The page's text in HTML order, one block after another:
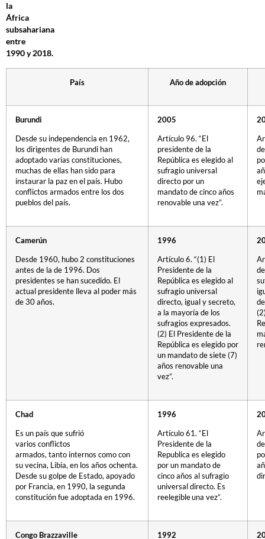
la
África
subsahariana
entre
1990 y 2018.
País Año de adopción
Burundi
Desde su independencia en 1962,
los dirigentes de Burundi han
adoptado varias constituciones,
muchas de ellas han sido para
instaurar la paz en el país. Hubo
conflictos armados entre los dos
pueblos del país.
2005
Artículo 96. “El
presidente de la
República es elegido al
sufragio universal
directo por un
mandato de cinco años
renovable una vez”.
Camerún
Desde 1960, hubo 2 constituciones
antes de la de 1996. Dos
presidentes se han sucedido. El
actual presidente lleva al poder más
de 30 años.
1996
Artículo 6. “(1) El
Presidente de la
República es elegido al
sufragio universal
directo, igual y secreto,
a la mayoría de los
sufragios expresados.
(2) El Presidente de la
República es elegido por
un mandato de siete (7)
años renovable una
vez”.
Chad
Es un país que sufrió
varios conflictos
armados, tanto internos como con
su vecina, Libia, en los años ochenta.
Desde su golpe de Estado, apoyado
por Francia, en 1990, la segunda
constitución fue adoptada en 1996.
1996
Artículo 61. “El
Presidente de la
Republica es elegido
por un mandato de
cinco años al sufragio
universal directo. Es
reelegible una vez”.
Congo Brazzaville 1992